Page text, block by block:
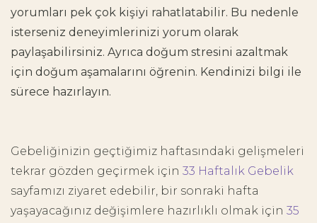
yorumları pek çok kişiyi rahatlatabilir. Bu nedenle
isterseniz deneyimlerinizi yorum olarak
paylaşabilirsiniz. Ayrıca doğum stresini azaltmak
için doğum aşamalarını öğrenin. Kendinizi bilgi ile
sürece hazırlayın.
Gebeliğinizin geçtiğimiz haftasındaki gelişmeleri
tekrar gözden geçirmek için 33 Haftalık Gebelik
sayfamızı ziyaret edebilir, bir sonraki hafta
yaşayacağınız değişimlere hazırlıklı olmak için 35